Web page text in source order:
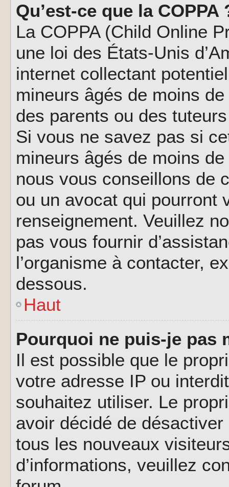
Qu’est-ce que la COPPA
La COPPA (Child Online
une loi des États-Unis
internet collectant
mineurs âgés de moins
des parents ou des
Si vous ne savez pas si
mineurs âgés de moins
nous vous conseillons de
ou un avocat qui pourront
renseignement. Veuillez
pas vous fournir
l’organisme à contacter,
dessous.
Haut
Pourquoi ne puis-je pas
Il est possible que le
votre adresse IP ou
souhaitez utiliser. Le
avoir décidé de
tous les nouveaux
d’informations, veuillez